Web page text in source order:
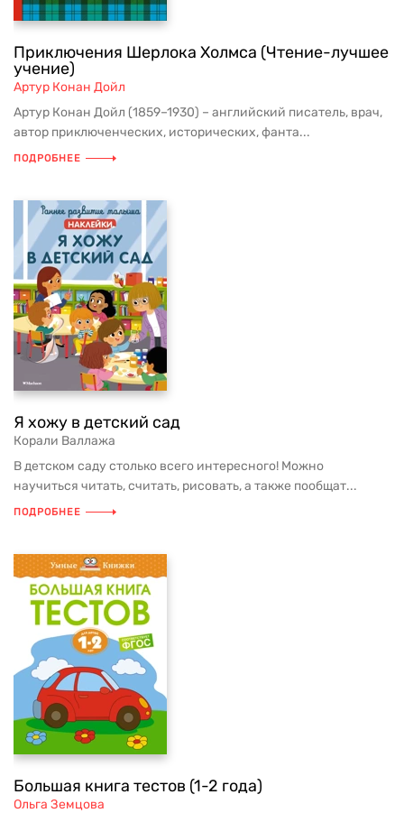
Приключения Шерлока Холмса (Чтение-лучшее
учение)
Артур Конан Дойл
Артур Конан Дойл (1859–1930) – английский писатель, врач,
автор приключенческих, исторических, фанта...
ПОДРОБНЕЕ
Я хожу в детский сад
Корали Валлажа
В детском саду столько всего интересного! Можно
научиться читать, считать, рисовать, а также пообщат...
ПОДРОБНЕЕ
Большая книга тестов (1-2 года)
Ольга Земцова